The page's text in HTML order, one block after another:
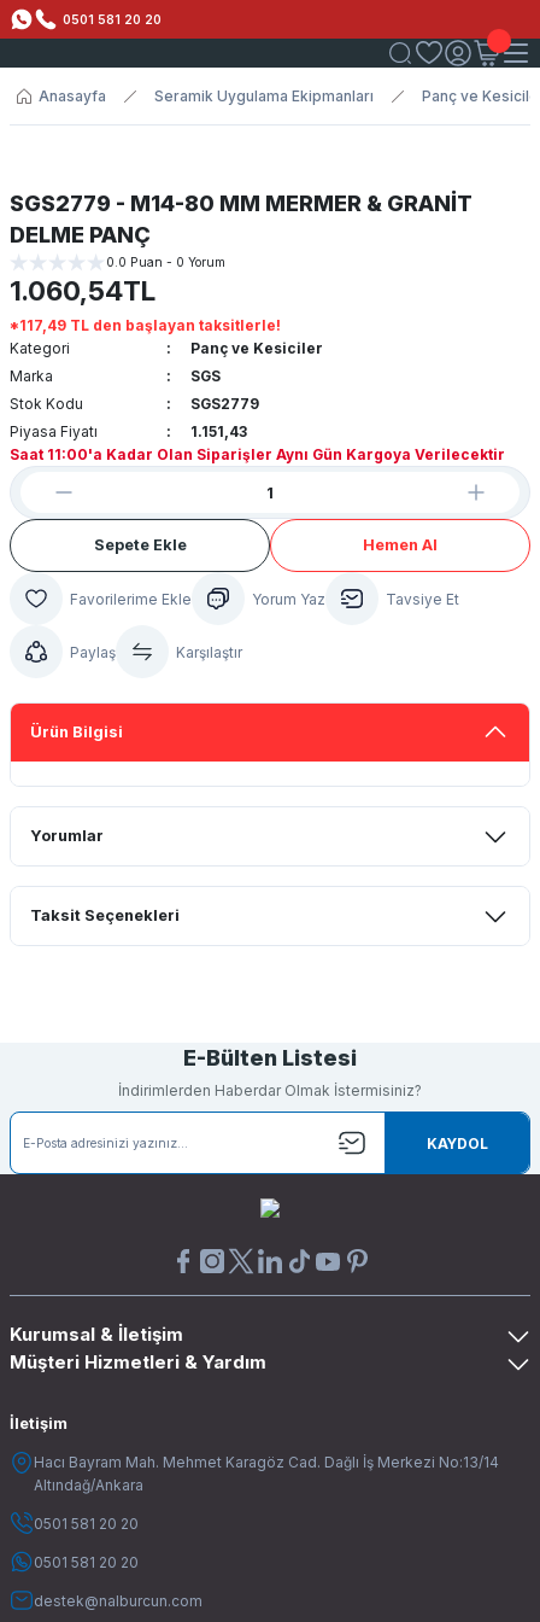
0501 581 20 20
Anasayfa Seramik Uygulama Ekipmanları Panç ve
SGS2779 - M14-80 MM MERMER & GRANİT
DELME PANÇ
0.0 Puan - 0 Yorum
1.060,54TL
*117,49 TL den başlayan taksitlerle!
Kategori
Panç ve Kesiciler
Marka
SGS
Stok Kodu
SGS2779
Piyasa Fiyatı
1.151,43
Saat 11:00'a Kadar Olan Siparişler Aynı Gün Kargoya Verilecektir
Sepete Ekle Hemen Al
Yorum Yaz Tavsiye Et
Paylaş Karşılaştır
Ürün Bilgisi
Yorumlar
Bu ürüne ilk yorumu siz yapın!
Taksit Seçenekleri
E-Bülten Listesi
İndirimlerden Haberdar Olmak İstermisiniz?
KAYDOL
Kurumsal & İletişim
Müşteri Hizmetleri & Yardım
İletişim
Hacı Bayram Mah. Mehmet Karagöz Cad. Dağlı İş Merkezi No:13/14
Altındağ/Ankara
0501 581 20 20
0501 581 20 20
destek@nalburcun.com